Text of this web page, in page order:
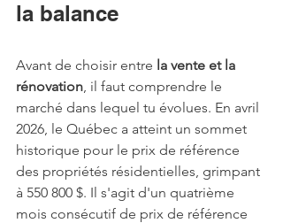
la balance
Avant de choisir entre la vente et la
rénovation, il faut comprendre le
marché dans lequel tu évolues. En avril
2026, le Québec a atteint un sommet
historique pour le prix de référence
des propriétés résidentielles, grimpant
à 550 800 $. Il s'agit d'un quatrième
mois consécutif de prix de référence